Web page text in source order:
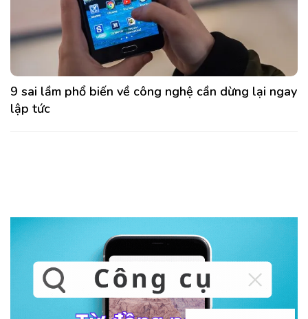
9 sai lầm phổ biến về công nghệ cần dừng lại ngay
lập tức